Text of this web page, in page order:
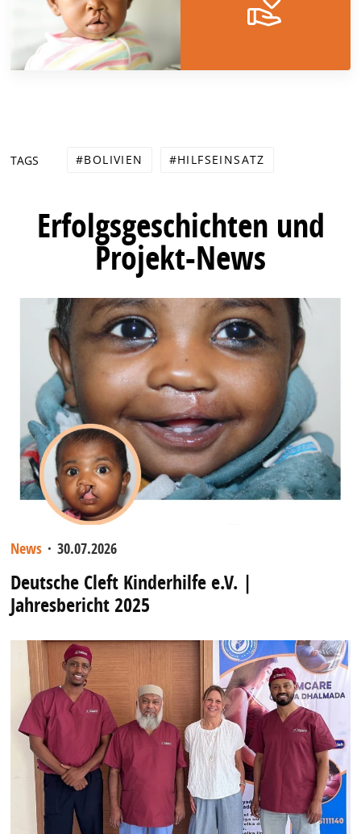
TAGS BOLIVIEN HILFSEINSATZ
Erfolgsgeschichten und
Projekt-News
News · 30.07.2026
Deutsche Cleft Kinderhilfe e.V. |
Jahresbericht 2025